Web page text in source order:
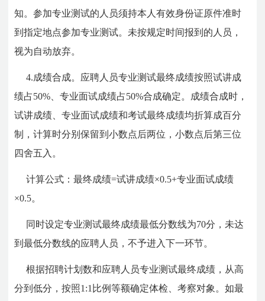
知。参加专业测试的人员须持本人有效身份证原件准时
到指定地点参加专业测试。未按规定时间报到的人员，
视为自动放弃。
4.成绩合成。应聘人员专业测试最终成绩按照试讲成
绩占50%、专业面试成绩占50%合成确定。成绩合成时，
试讲成绩、专业面试成绩和考试最终成绩均折算成百分
制，计算时分别保留到小数点后两位，小数点后第三位
四舍五入。
计算公式：最终成绩=试讲成绩×0.5+专业面试成绩
×0.5。
同时设定专业测试最终成绩最低分数线为70分，未达
到最低分数线的应聘人员，不予进入下一环节。
根据招聘计划数和应聘人员专业测试最终成绩，从高
分到低分，按照1:1比例等额确定体检、考察对象。如最